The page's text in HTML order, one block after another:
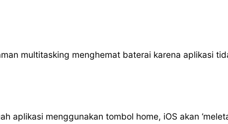
multitasking menghemat baterai karena aplikasi
aplikasi menggunakan tombol home, iOS akan